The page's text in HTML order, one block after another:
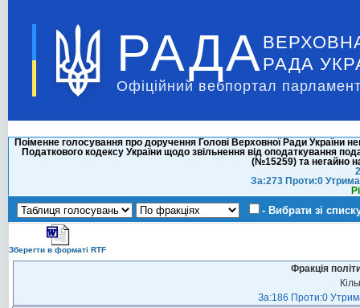
РАДА РАДА
Офіційний вебпортал
Поіменне голосування про доручення Голові Верховної Ради України
Податкового кодексу України щодо звільнення від оподаткування
(№15259) та негайно
За:273 Проти:0
- Вибрати зі
Зберегти в форматі RTF
Фракція
За:186 Проти:0